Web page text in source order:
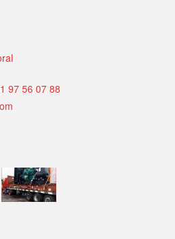
97 56 07 88